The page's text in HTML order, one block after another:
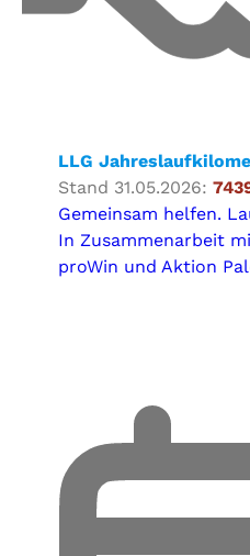
LLG
Stand 31.05.2026:
Gemeinsam helfen.
In Zusammenarbeit
proWin und Aktion